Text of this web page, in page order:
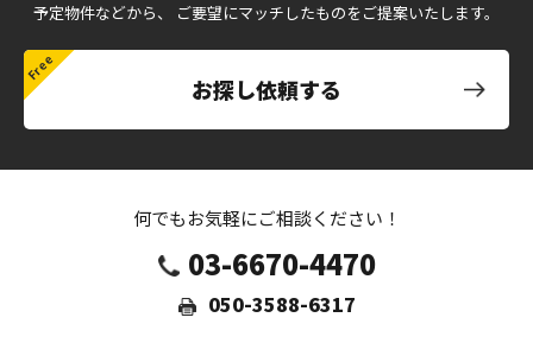
予定物件などから、
ご要望にマッチしたものをご提案いたします。
お探し依頼する
何でもお気軽にご相談ください！
03-6670-4470
050-3588-6317